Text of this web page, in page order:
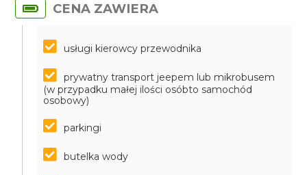
CENA ZAWIERA
usługi kierowcy przewodnika
prywatny transport jeepem lub mikrobusem
(w przypadku małej ilości osóbto samochód
osobowy)
parkingi
butelka wody